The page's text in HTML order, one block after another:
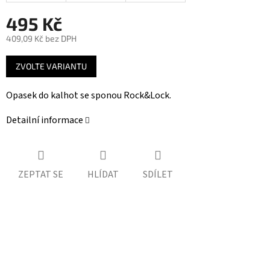
495 Kč
409,09 Kč bez DPH
Měrná
cena:
ZVOLTE VARIANTU
Opasek do kalhot se sponou Rock&Lock.
Detailní informace
ZEPTAT SE HLÍDAT SDÍLET